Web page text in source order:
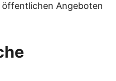
Angeboten